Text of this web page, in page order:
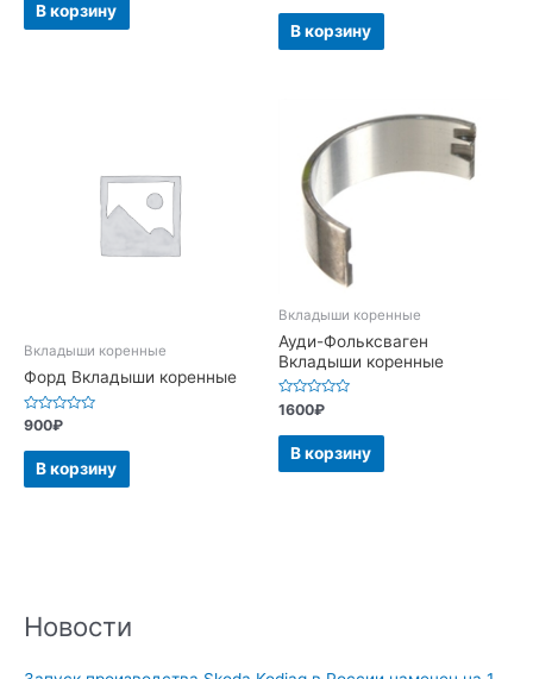
Новости
В корзину
из
В корзину
Вкладыши коренные
Форд Вкладыши коренные
Оценка
0
из
900₽
В корзину
Вкладыши коренные
Ауди-Фольксваген
Вкладыши коренные
Оценка
0
из
1600₽
В корзину